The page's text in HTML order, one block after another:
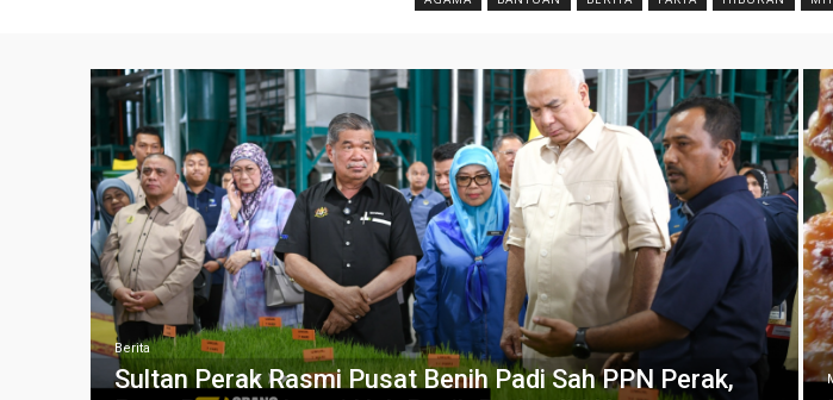
Berita
Sultan Perak Rasmi Pusat Benih Padi Sah PPN Perak,